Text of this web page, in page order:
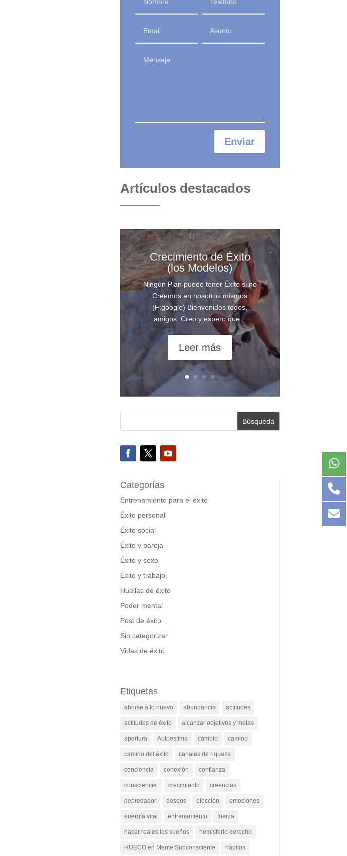
Enviar
Artículos destacados
Crecimiento de Éxito
(los Modelos)
Ningún Plan puede tener Éxito si no
Creemos en nosotros mismos
(F:google) Bienvenidos todos,
amigos. Creo y espero que...
Leer más
Categorías
Entrenamiento para el éxito
Éxito personal
Éxito social
Éxito y pareja
Éxito y sexo
Éxito y trabajo
Huellas de éxito
Poder mental
Post de éxito
Sin categorizar
Vidas de éxito
Etiquetas
abrirse a lo nuevo abundancia actitudes
actitudes de éxito alcanzar objetivos y metas
apertura Autoestima cambio camino
camino del éxito canales de riqueza
conciencia conexión confianza
consciencia. crecimiento creencias
depredador deseos elección emociones
energía vital entrenamiento fuerza
hacer reales los sueños hemisferio derecho
HUECO en Mente Subconsciente hábitos